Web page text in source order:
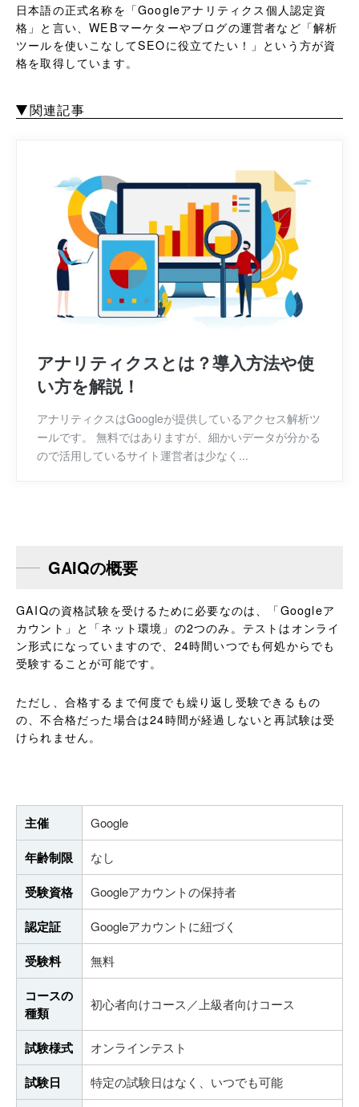
日本語の正式名称を「Googleアナリティクス個人認定資
格」と言い、WEBマーケターやブログの運営者など「解析
ツールを使いこなしてSEOに役立てたい！」という方が資
格を取得しています。
関連記事
アナリティクスとは？導入方法や使
い方を解説！
アナリティクスはGoogleが提供しているアクセス解析ツ
ールです。 無料ではありますが、細かいデータが分かる
ので活用しているサイト運営者は少なく...
GAIQの概要
GAIQの資格試験を受けるために必要なのは、「Googleア
カウント」と「ネット環境」の2つのみ。テストはオンライ
ン形式になっていますので、24時間いつでも何処からでも
受験することが可能です。
ただし、合格するまで何度でも繰り返し受験できるもの
の、不合格だった場合は24時間が経過しないと再試験は受
けられません。
主催 Google
年齢制限 なし
受験資格 Googleアカウントの保持者
認定証 Googleアカウントに紐づく
受験料 無料
コースの
種類
初心者向けコース／上級者向けコース
試験様式 オンラインテスト
試験日 特定の試験日はなく、いつでも可能